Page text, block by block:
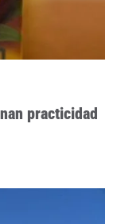
practicidad